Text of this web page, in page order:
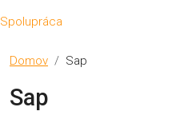
Spolupráca
Domov Sap
Sap